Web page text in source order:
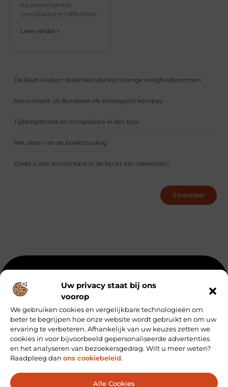
Uw privacy staat bij ons
voorop
We gebruiken cookies en vergelijkbare technologieën om
beter te begrijpen hoe onze website wordt gebruikt en om uw
ervaring te verbeteren. Afhankelijk van uw keuzes zetten we
cookies in voor bijvoorbeeld gepersonaliseerde advertenties
en het analyseren van bezoekersgedrag. Wilt u meer weten?
Raadpleeg dan ons cookiebeleid.
Alle Cookies
nauwkeurigheid,
compliance en efficiëntie.
Lees verder »
De Raat-kluizen: zekerheid dankzij strenge veiligheidsnormen
Accountant uit Borsbeek als strategisch kompas
Tijdsregistratie en compliance in één tool
Het doen van de boekhouding
Zoekt u een accountant in de buurt van Herentals?
Financieel
Beroemdheden Uit de Media Partners
Ons team
Website index
Cookiebeleid (EU)
Koop Backlinks: Zo Vergroot Je de Autoriteit van Je Website
Geld verdienen via internet: hoe jij online inkomsten kunt genereren